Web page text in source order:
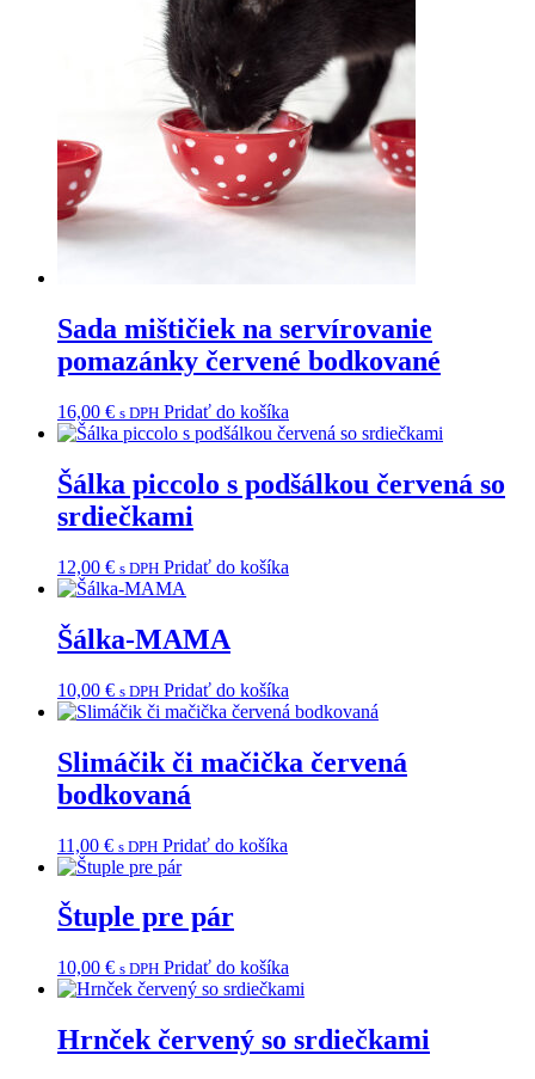
Sada mištičiek na servírovanie
pomazánky červené bodkované
16,00 € s DPH Pridať do košíka
Šálka piccolo s podšálkou červená so
srdiečkami
12,00 € s DPH Pridať do košíka
Šálka-MAMA
10,00 € s DPH Pridať do košíka
Slimáčik či mačička červená
bodkovaná
11,00 € s DPH Pridať do košíka
Štuple pre pár
10,00 € s DPH Pridať do košíka
Hrnček červený so srdiečkami